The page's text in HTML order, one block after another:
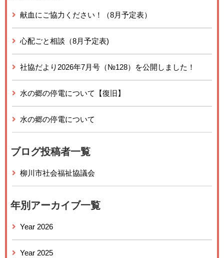
献血にご協力ください！（8月予定表）
心配ごと相談（8月予定表)
社協だより2026年7月号（№128）を公開しました！
水の郷の停電について【復旧】
水の郷の停電について
ブログ投稿者一覧
柳川市社会福祉協議会
年別アーカイブ一覧
Year 2026
Year 2025